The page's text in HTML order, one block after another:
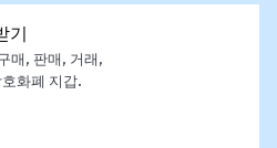
기
매, 판매, 거래,
화폐 지갑.